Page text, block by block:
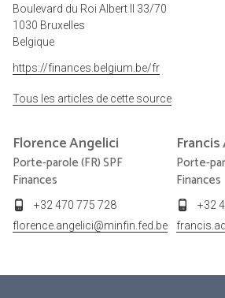
Boulevard du Roi Albert II 33/70
1030 Bruxelles
Belgique
https://finances.belgium.be/fr
Tous les articles de cette source
FlorenceAngelici
Porte-parole (FR) SPF
Finances
+32 470 775 728
florence.angelici@minfin.fed.be
Francis
Porte-
Finances
+32